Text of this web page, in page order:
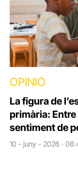
OPINIÓ
La figura de
primària:
sentiment de
10 - juny - 2026 ·